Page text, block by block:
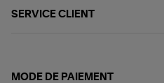
SERVICE CLIENT
MODE DE PAIEMENT